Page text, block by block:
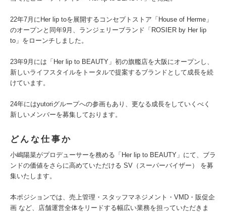
22年7月にHer lip toを展開するコンセプトストア「House of Herme」
のオープンと同年9月、ランジェリーブランド「ROSIER by Her lip
to」をローンチしました。
23年9月には「Her lip to BEAUTY」初の旗艦店を大阪にオープンし、
新しいライフスタイルをトータルで提案するブランドとして成長を続
けています。
24年にはyutoriグループへの参画もあり、更なる成長をしていくべく
新しいメンバーを募集しております。
どんな仕事か
小嶋陽菜がプロデューサーを務める「Her lip to BEAUTY」にて、ブラ
ンドの価値をさらに高めていただける SV（スーパーバイザー） を募
集いたします。
本ポジションでは、売上管理・スタッフマネジメント・VMD・販促企
画 など、店舗運営全体をリードする幅広い業務を担っていただきま